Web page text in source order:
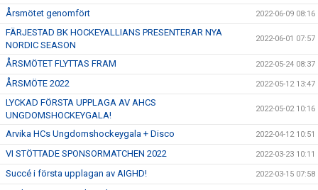
Årsmötet genomfört 2022-06-09 08:16
FÄRJESTAD BK HOCKEYALLIANS PRESENTERAR NYA
NORDIC SEASON
2022-06-01 07:57
ÅRSMÖTET FLYTTAS FRAM 2022-05-24 08:37
ÅRSMÖTE 2022 2022-05-12 13:47
LYCKAD FÖRSTA UPPLAGA AV AHCS
UNGDOMSHOCKEYGALA!
2022-05-02 10:16
Arvika HCs Ungdomshockeygala + Disco 2022-04-12 10:51
VI STÖTTADE SPONSORMATCHEN 2022 2022-03-23 10:11
Succé i första upplagan av AIGHD! 2022-03-15 07:58